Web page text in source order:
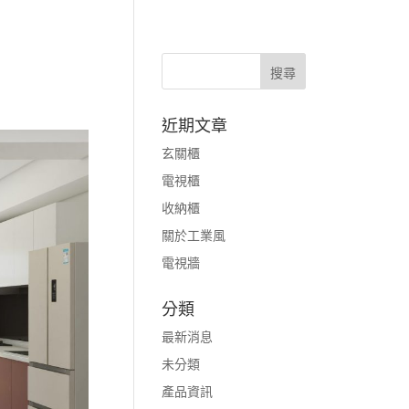
近期文章
玄關櫃
電視櫃
收納櫃
關於工業風
電視牆
分類
最新消息
未分類
產品資訊